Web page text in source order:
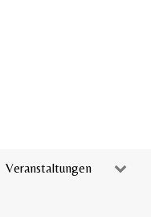
Veranstaltungen